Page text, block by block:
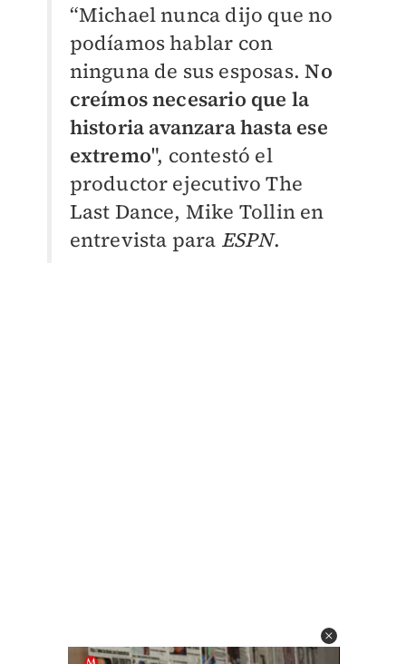
“Michael nunca dijo que no
podíamos hablar con
ninguna de sus esposas.No
creímos necesario que la
historia avanzara hasta ese
extremo", contestó el
productor ejecutivo The
Last Dance, Mike Tollin en
entrevista para ESPN.